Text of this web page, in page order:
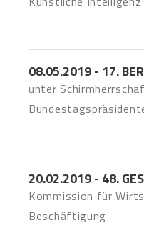
08.05.2019 - 17.
unter
20.02.2019 - 48.
Kommission für
Beschäftigung